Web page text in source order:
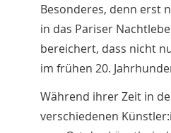
Besonderes, denn erst
in das Pariser
bereichert, dass nicht
im frühen 20.
Während ihrer Zeit in
verschiedenen